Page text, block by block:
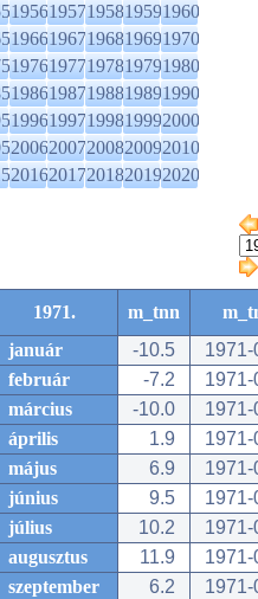
19561957195819591960
19661967196819691970
19761977197819791980
19861987198819891990
19961997199819992000
20062007200820092010
20162017201820192020
1971. m_tnn
január
-10.5
1971-
február
-7.2
1971-
március
-10.0
1971-
április
1.9
1971-
május
6.9
1971-
június
9.5
1971-
július
10.2
1971-
augusztus
11.9
1971-
szeptember
6.2
1971-